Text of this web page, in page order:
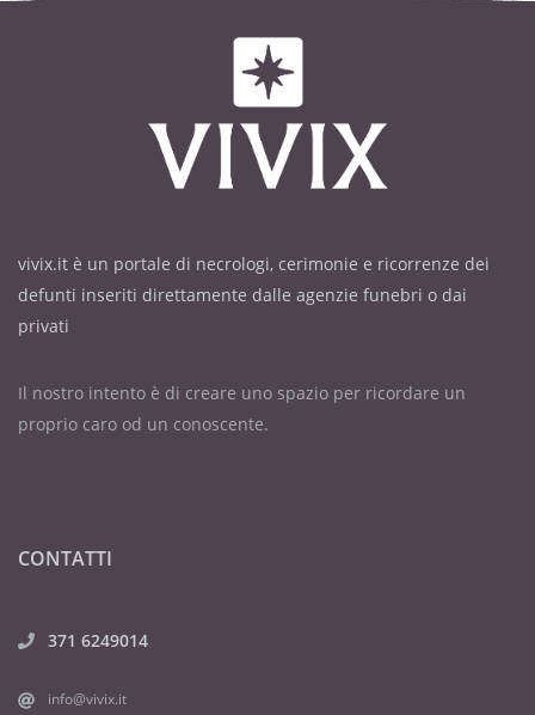
vivix.it è un portale di necrologi, cerimonie e ricorrenze dei
defunti inseriti direttamente dalle agenzie funebri o dai
privati
Il nostro intento è di creare uno spazio per ricordare un
proprio caro od un conoscente.
CONTATTI
371 6249014
info@vivix.it